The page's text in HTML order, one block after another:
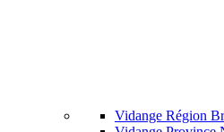
Vidange Région